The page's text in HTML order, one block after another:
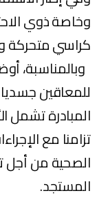
وخاصة ذوي
كراسي متحركة
وبالمناسبة،
للمعاقين
المبادرة تشمل
تزامنا مع
الصحية من أجل
المستجد.